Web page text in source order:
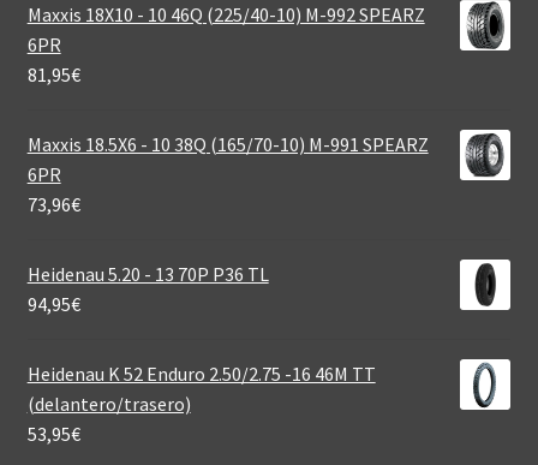
Maxxis 18X10 - 10 46Q (225/40-10) M-992 SPEARZ
6PR
81,95€
Maxxis 18.5X6 - 10 38Q (165/70-10) M-991 SPEARZ
6PR
73,96€
Heidenau 5.20 - 13 70P P36 TL
94,95€
Heidenau K 52 Enduro 2.50/2.75 -16 46M TT
(delantero/trasero)
53,95€